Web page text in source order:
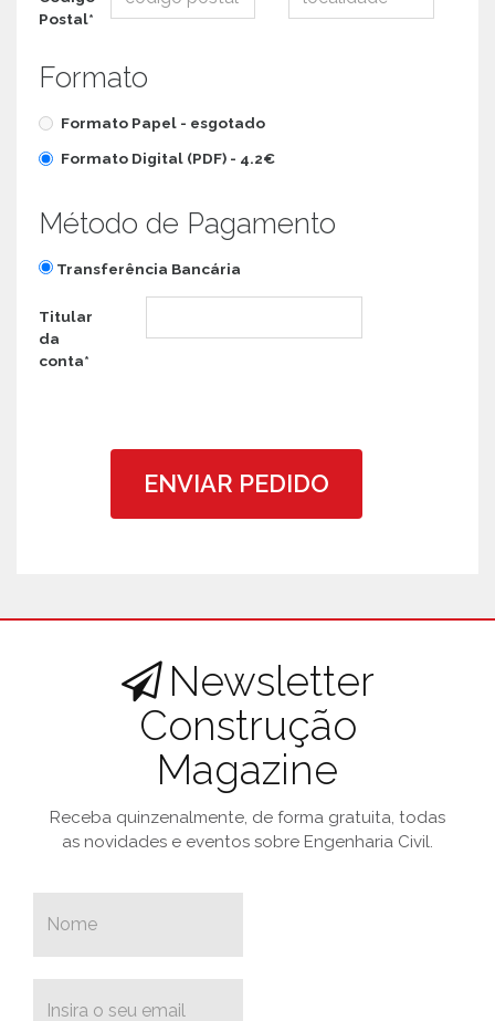
Postal*
Formato
Formato Papel - esgotado
Formato Digital (PDF) - 4.2€
Método de Pagamento
Transferência Bancária
Titular
da
conta*
ENVIAR PEDIDO
Newsletter
Construção
Magazine
Receba quinzenalmente, de forma gratuita, todas
as novidades e eventos sobre Engenharia Civil.